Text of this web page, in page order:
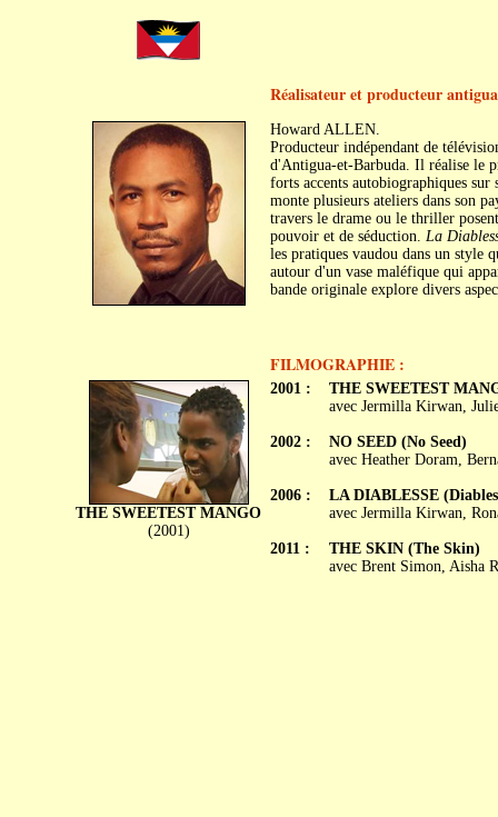
Réalisateur et producteur
Howard ALLEN.
Producteur indépendant de
d'Antigua-et-Barbuda. Il réalise le
forts accents autobiographiques
monte plusieurs ateliers dans son
travers le drame ou le thriller
pouvoir et de séduction. La
les pratiques vaudou dans un style
autour d'un vase maléfique qui
bande originale explore divers
FILMOGRAPHIE :
THE SWEETEST MANGO
(2001)
2001 :
2002 :
2006 :
2011 :
THE SWEETEST
avec Jermilla Kirwan,
NO SEED (No Seed)
avec Heather Doram,
LA DIABLESSE
avec Jermilla Kirwan,
THE SKIN (The Skin)
avec Brent Simon, Aisha